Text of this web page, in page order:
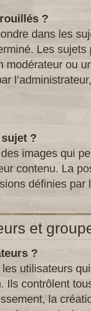
?
dans les
Les
modérateur ou
?
images qui
contenu. La
définies par
et
?
utilisateurs
Ils contrôlent
la